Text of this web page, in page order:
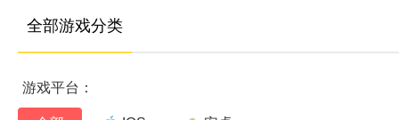
全部游戏分类
游戏平台：